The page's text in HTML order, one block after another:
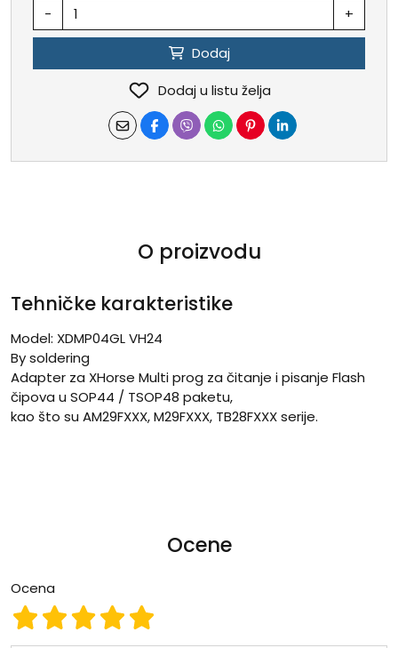
- +
Dodaj
Dodaj u listu želja
O proizvodu
Tehničke karakteristike
Model: XDMP04GL VH24
By soldering
Adapter za XHorse Multi prog za čitanje i pisanje Flash
čipova u SOP44 / TSOP48 paketu,
kao što su AM29FXXX, M29FXXX, TB28FXXX serije.
Ocene
Ocena
Ocena 5
Ocena 4
Ocena 3
Ocena 2
Ocena 1